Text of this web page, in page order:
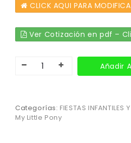
CLICK AQUI PARA
Ver Cotización en pdf –
Añadir
Categorías: FIESTAS INFANTILES
My Little Pony